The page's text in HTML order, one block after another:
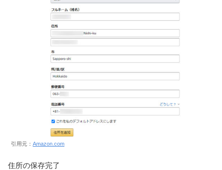
引用元： Amazon.com
住所の保存完了